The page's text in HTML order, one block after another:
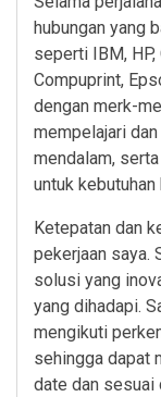
hubungan yang
seperti IBM, HP,
Compuprint,
dengan merk-
mempelajari
mendalam,
untuk kebutuhan
Ketepatan dan
pekerjaan saya.
solusi yang
yang dihadapi.
mengikuti
sehingga dapat
date dan sesuai